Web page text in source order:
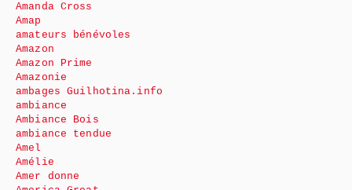
Amanda Cross
Amap
amateurs bénévoles
Amazon
Amazon Prime
Amazonie
ambages Guilhotina.info
ambiance
Ambiance Bois
ambiance tendue
Amel
Amélie
Amer donne